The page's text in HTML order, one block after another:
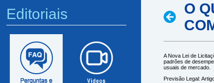
Editoriais
O
A Nova Lei de
padrões de
usuais de mercado.
Previsão Legal: